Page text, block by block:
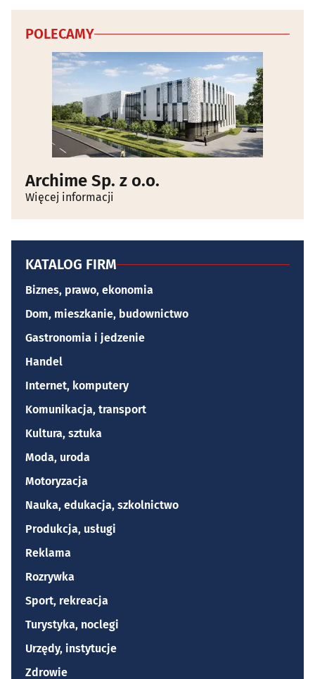
POLECAMY
Archime Sp. z o.o.
Więcej informacji
KATALOG FIRM
Biznes, prawo, ekonomia
Dom, mieszkanie, budownictwo
Gastronomia i jedzenie
Handel
Internet, komputery
Komunikacja, transport
Kultura, sztuka
Moda, uroda
Motoryzacja
Nauka, edukacja, szkolnictwo
Produkcja, usługi
Reklama
Rozrywka
Sport, rekreacja
Turystyka, noclegi
Urzędy, instytucje
Zdrowie